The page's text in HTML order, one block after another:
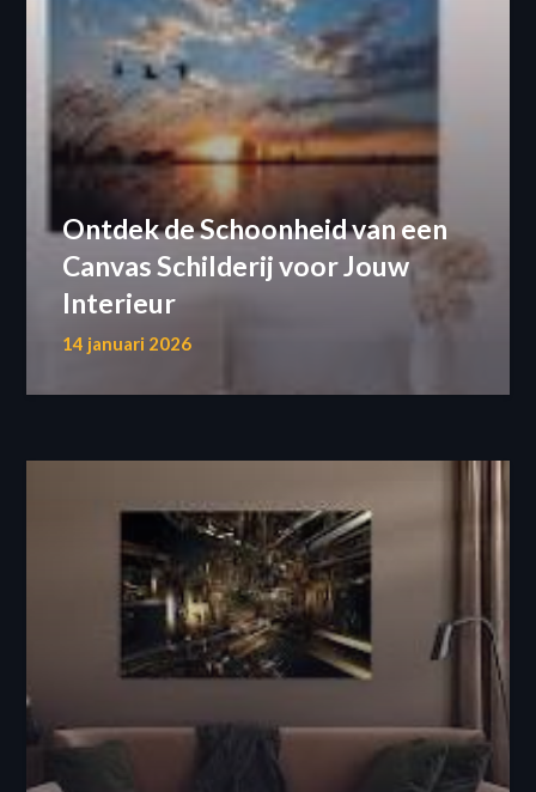
Ontdek de Schoonheid van een
Canvas Schilderij voor Jouw
Interieur
14 januari 2026